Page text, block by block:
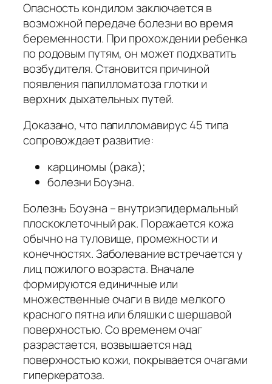
Опасность кондилом заключается в
возможной передаче болезни во время
беременности. При прохождении ребенка
по родовым путям, он может подхватить
возбудителя. Становится причиной
появления папилломатоза глотки и
верхних дыхательных путей.
Доказано, что папилломавирус 45 типа
сопровождает развитие:
карциномы (рака);
болезни Боуэна.
Болезнь Боуэна – внутриэпидермальный
плоскоклеточный рак. Поражается кожа
обычно на туловище, промежности и
конечностях. Заболевание встречается у
лиц пожилого возраста. Вначале
формируются единичные или
множественные очаги в виде мелкого
красного пятна или бляшки с шершавой
поверхностью. Со временем очаг
разрастается, возвышается над
поверхностью кожи, покрывается очагами
гиперкератоза.